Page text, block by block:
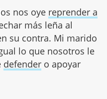
nos oye reprender a
más leña al
su contra. Mi marido
lo que nosotros le
defendero apoyar